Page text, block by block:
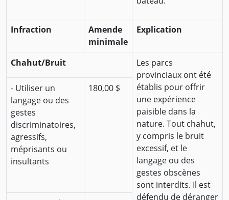
Infraction
Amende
minimale
Explication
Chahut/Bruit
Les parcs
provinciaux ont été
établis pour offrir
une expérience
paisible dans la
nature. Tout chahut,
y compris le bruit
excessif, et le
langage ou des
gestes obscènes
sont interdits. Il est
défendu de déranger
- Utiliser un
langage ou des
gestes
discriminatoires,
agressifs,
méprisants ou
insultants
180,00 $